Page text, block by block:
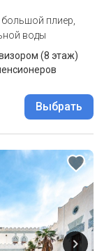
большой плиер,
воды
(8 этаж)
Выбрать